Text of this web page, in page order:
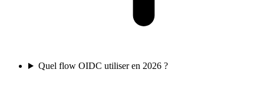
Quel flow OIDC utiliser en 2026 ?